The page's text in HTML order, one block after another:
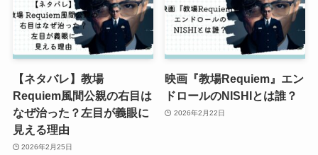
【ネタバレ】教場
Requiem風間公親の右目は
なぜ治った？左目が義眼に
見える理由
2026年2月25日
映画『教場Requiem』エン
ドロールのNISHIとは誰？
2026年2月22日